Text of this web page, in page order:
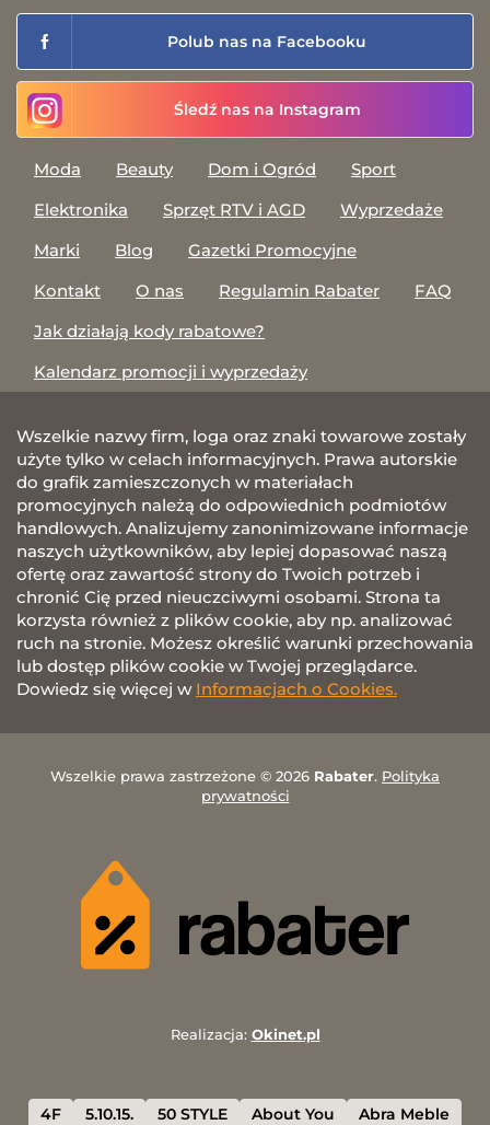
Polub nas na Facebooku
Śledź nas na Instagram
Moda Beauty Dom i Ogród
Sport
Elektronika
Sprzęt RTV i AGD
Wyprzedaże
Marki
Blog
Gazetki Promocyjne
Kontakt
O nas Regulamin Rabater
FAQ
Jak działają kody rabatowe?
Kalendarz promocji i wyprzedaży
Wszelkie nazwy firm, loga oraz znaki towarowe zostały
użyte tylko w celach informacyjnych. Prawa autorskie
do grafik zamieszczonych w materiałach
promocyjnych należą do odpowiednich podmiotów
handlowych. Analizujemy zanonimizowane informacje
naszych użytkowników, aby lepiej dopasować naszą
ofertę oraz zawartość strony do Twoich potrzeb i
chronić Cię przed nieuczciwymi osobami. Strona ta
korzysta również z plików cookie, aby np. analizować
ruch na stronie. Możesz określić warunki przechowania
lub dostęp plików cookie w Twojej przeglądarce.
Dowiedz się więcej w Informacjach o Cookies.
Wszelkie prawa zastrzeżone © 2026 Rabater. Polityka
prywatności
Realizacja: Okinet.pl
4F 5.10.15. 50 STYLE About You Abra Meble